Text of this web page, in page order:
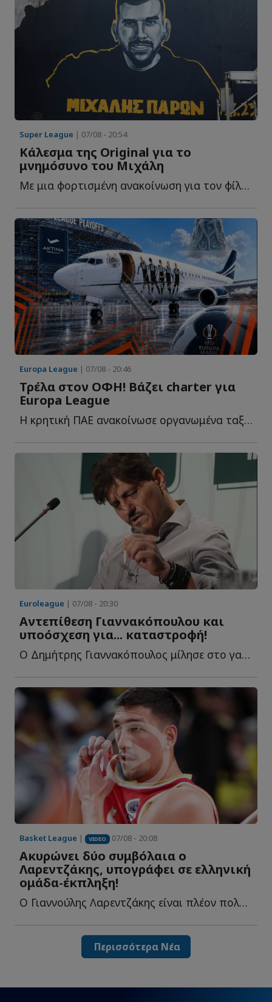
Super League | 07/08 - 20:54
Κάλεσμα της Original για το
μνημόσυνο του Μιχάλη
Με μια φορτισμένη ανακοίνωση για τον φίλο της ΑΕΚ που έ...
Europa League | 07/08 - 20:46
Τρέλα στον ΟΦΗ! Βάζει charter για
Europa League
Η κρητική ΠΑΕ ανακοίνωσε οργανωμένα ταξιδιωτικά πακέτα μ...
Euroleague | 07/08 - 20:30
Αντεπίθεση Γιαννακόπουλου και
υποόσχεση για... καταστροφή!
Ο Δημήτρης Γιαννακόπουλος μίλησε στο γαλλικό κανάλι Eu...
Basket League | VIDEO 07/08 - 20:08
Ακυρώνει δύο συμβόλαια ο
Λαρεντζάκης, υπογράφει σε ελληνική
ομάδα-έκπληξη!
Ο Γιαννούλης Λαρεντζάκης είναι πλέον πολύ κοντά στην έ...
Περισσότερα Νέα